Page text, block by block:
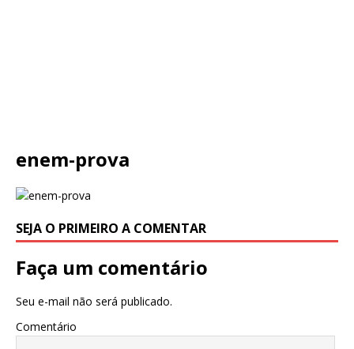
enem-prova
SEJA O PRIMEIRO A COMENTAR
Faça um comentário
Seu e-mail não será publicado.
Comentário